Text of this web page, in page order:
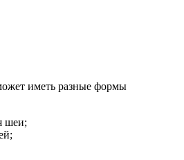
иметь разные формы
шеи;